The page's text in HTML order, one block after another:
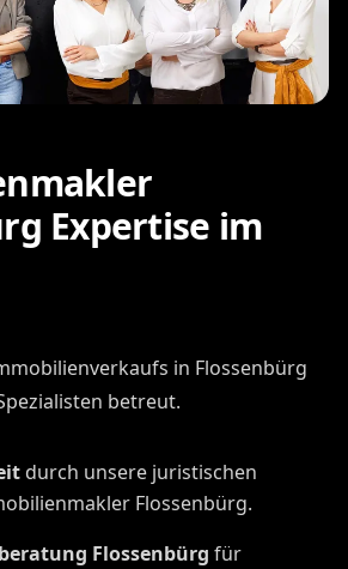
Expertise im
in Flossenbürg
betreut.
durch unsere juristischen
Flossenbürg.
Flossenbürg für